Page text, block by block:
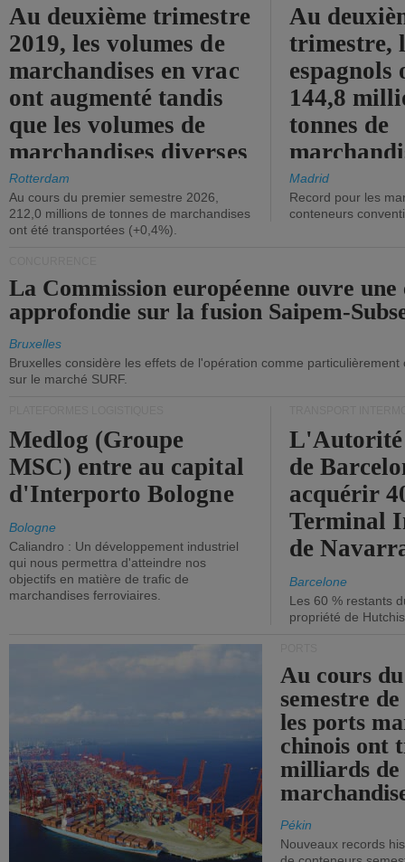
Au deuxième trimestre
2019, les volumes de
marchandises en vrac
ont augmenté tandis
que les volumes de
marchandises diverses
ont diminué.
Rotterdam
Au cours du premier semestre 2026,
212,0 millions de tonnes de marchandises
ont été transportées (+0,4%).
Au
trimestre,
144,8
tonnes de
(+2,9%).
Madrid
Record pour les
conteneurs
La Commission européenne ouvre une
approfondie sur la fusion Saipem-
Bruxelles
Bruxelles considère les effets de l'opération comme
sur le marché SURF.
Medlog (Groupe
MSC) entre au capital
d'Interporto Bologne
Bologne
Caliandro : Un développement industriel
qui nous permettra d'atteindre nos
objectifs en matière de trafic de
marchandises ferroviaires.
de
acquérir
Terminal
de
Barcelone
Les 60 % restants
propriété de
Au cours
semestre
les ports
chinois ont
milliards de
Pékin
Nouveaux records